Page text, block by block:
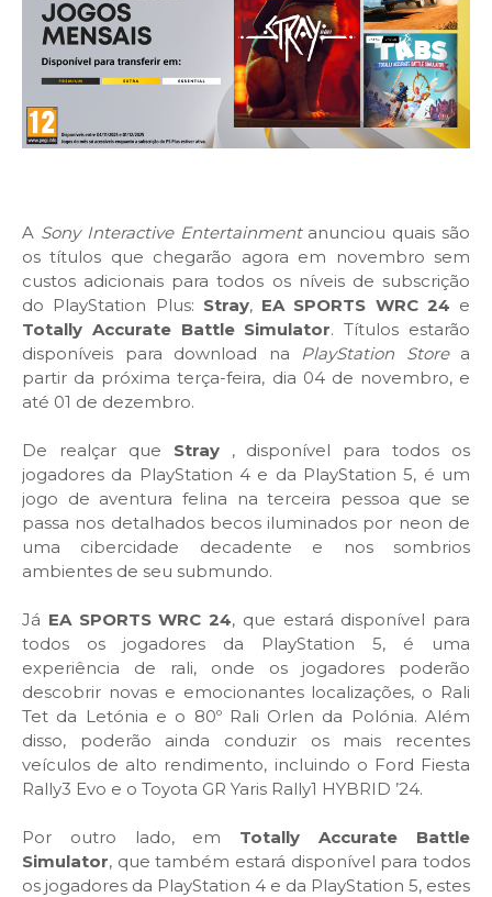
A Sony Interactive Entertainmentanunciou quais são
os títulos que chegarão agora em novembro sem
custos adicionais para todos os níveis de subscrição
do PlayStation Plus: Stray, EA SPORTS WRC 24 e
Totally Accurate Battle Simulator. Títulos estarão
disponíveis para download na
PlayStation Storea
partir da próxima terça-feira, dia 04 de novembro, e
até 01 de dezembro.
De realçar que Stray , disponível para todos os
jogadores da PlayStation 4 e da PlayStation 5, é um
jogo de aventura felina na terceira pessoa que se
passa nos detalhados becos iluminados por neon de
uma cibercidade decadente e nos sombrios
ambientes de seu submundo.
Já EA SPORTS WRC 24, que estará disponível para
todos os jogadores da PlayStation 5, é uma
experiência de rali, onde os jogadores poderão
descobrir novas e emocionantes localizações, o Rali
Tet da Letónia e o 80º Rali Orlen da Polónia. Além
disso, poderão ainda conduzir os mais recentes
veículos de alto rendimento, incluindo o Ford Fiesta
Rally3 Evo e o Toyota GR Yaris Rally1 HYBRID ’24.
Por outro lado, em Totally Accurate Battle
Simulator, que também estará disponível para todos
os jogadores da PlayStation 4 e da PlayStation 5, estes